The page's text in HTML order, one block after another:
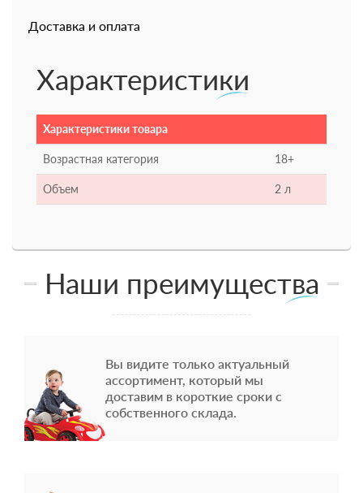
Доставка и оплата
Характеристики
Характеристики товара
Возрастная категория 18+
Объем 2 л
Наши преимущества
Вы видите только актуальный
ассортимент, который мы
доставим в короткие сроки с
собственного склада.